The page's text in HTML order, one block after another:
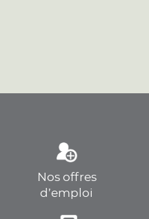
Nos offres
d’emploi